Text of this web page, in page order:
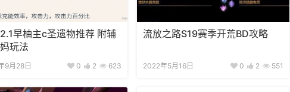
早柚主c圣遗物推荐 附辅
玩法
9月28日 0 2 623
流放之路S19赛季开荒BD攻略
2022年5月16日 0 2 551